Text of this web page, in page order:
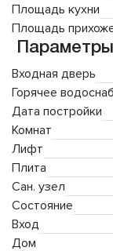
Площадь кухни
Площадь
Параметры
Входная дверь
Горячее
Дата постройки
Комнат
Лифт
Плита
Сан. узел
Состояние
Вход
Дом